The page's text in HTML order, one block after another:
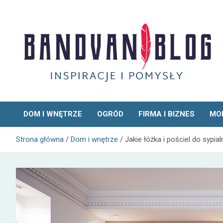
Bandvan
DOM I WNĘTRZE OGRÓD FIRMA I BIZNES
Strona główna Dom i wnętrze Jakie łóżka i pościel do